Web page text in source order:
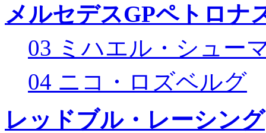
メルセデスGPペトロナ
03 ミハエル・シュー
04 ニコ・ロズベルグ
レッドブル・レーシング